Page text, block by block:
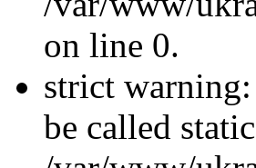
on line 0.
strict
be called